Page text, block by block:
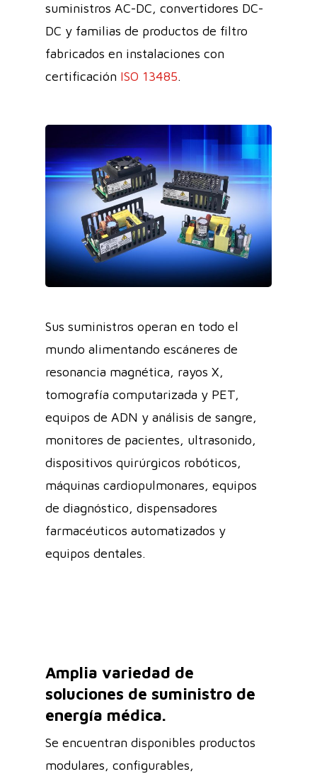
suministros AC-DC, convertidores DC-
DC y familias de productos de filtro
fabricados en instalaciones con
certificación ISO 13485.
Sus suministros operan en todo el
mundo alimentando escáneres de
resonancia magnética, rayos X,
tomografía computarizada y PET,
equipos de ADN y análisis de sangre,
monitores de pacientes, ultrasonido,
dispositivos quirúrgicos robóticos,
máquinas cardiopulmonares, equipos
de diagnóstico, dispensadores
farmacéuticos automatizados y
equipos dentales.
Amplia variedad de
soluciones de suministro de
energía médica.
Se encuentran disponibles productos
modulares, configurables,